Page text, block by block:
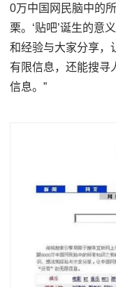
0万中国网民脑中的
栗。‘贴吧’诞生的意
和经验与大家分享，
有限信息，还能搜寻
信息。”